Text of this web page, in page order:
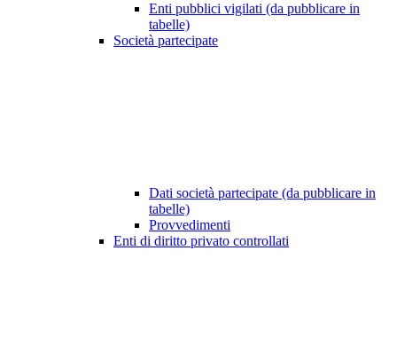
Enti pubblici vigilati (da pubblicare in
tabelle)
Società partecipate
Dati società partecipate (da pubblicare in
tabelle)
Provvedimenti
Enti di diritto privato controllati